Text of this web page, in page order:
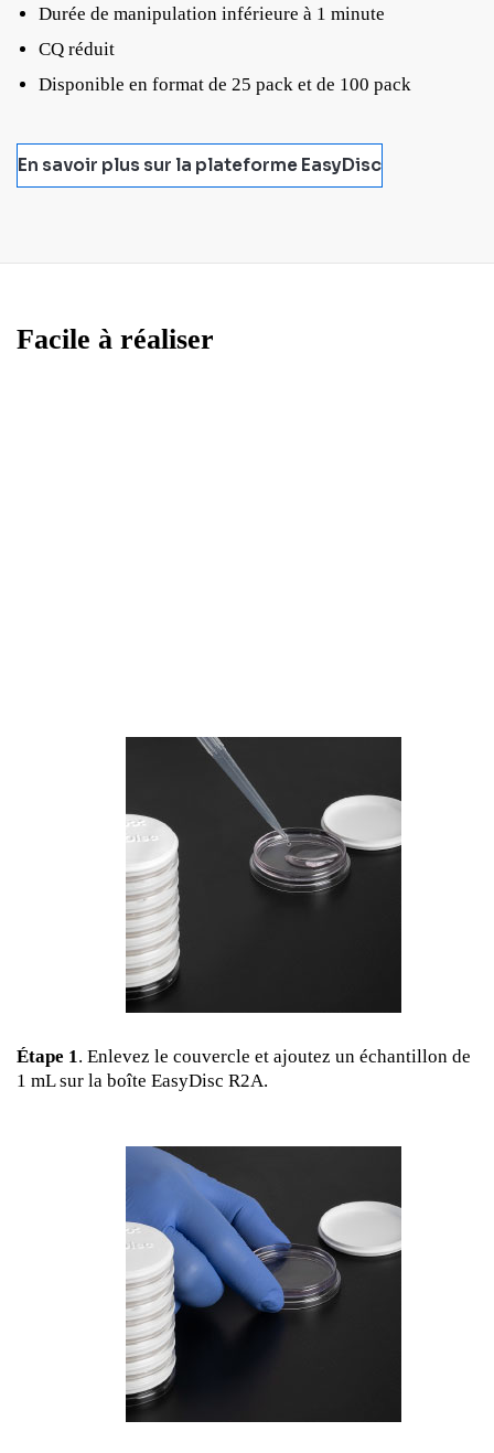
Durée de manipulation inférieure à 1 minute
CQ réduit
Disponible en format de 25 pack et de 100 pack
En savoir plus sur la plateforme EasyDisc
Facile à réaliser
Étape 1 . Enlevez le couvercle et ajoutez un échantillon de
1 mL sur la boîte EasyDisc R2A.